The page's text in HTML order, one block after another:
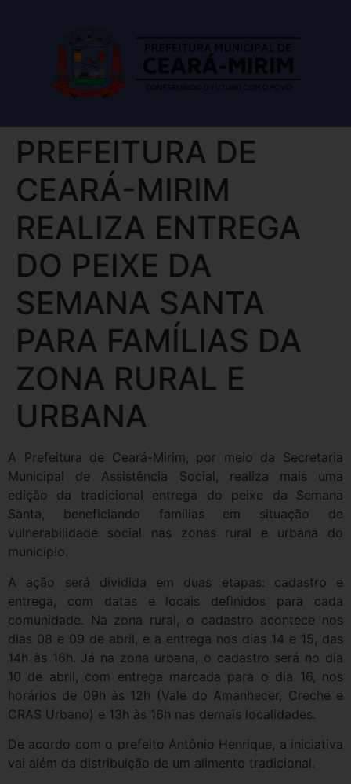
PREFEITURA DE
CEARÁ-MIRIM
REALIZA ENTREGA
DO PEIXE DA
SEMANA SANTA
PARA FAMÍLIAS DA
ZONA RURAL E
URBANA
A Prefeitura de Ceará-Mirim, por meio da Secretaria
Municipal de Assistência Social, realiza mais uma
edição da tradicional entrega do peixe da Semana
Santa, beneficiando famílias em situação de
vulnerabilidade social nas zonas rural e urbana do
município.
A ação será dividida em duas etapas: cadastro e
entrega, com datas e locais definidos para cada
comunidade. Na zona rural, o cadastro acontece nos
dias 08 e 09 de abril, e a entrega nos dias 14 e 15, das
14h às 16h. Já na zona urbana, o cadastro será no dia
10 de abril, com entrega marcada para o dia 16, nos
horários de 09h às 12h (Vale do Amanhecer, Creche e
CRAS Urbano) e 13h às 16h nas demais localidades.
De acordo com o prefeito Antônio Henrique, a iniciativa
vai além da distribuição de um alimento tradicional.